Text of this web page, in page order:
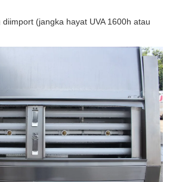
(jangka hayat UVA 1600h atau